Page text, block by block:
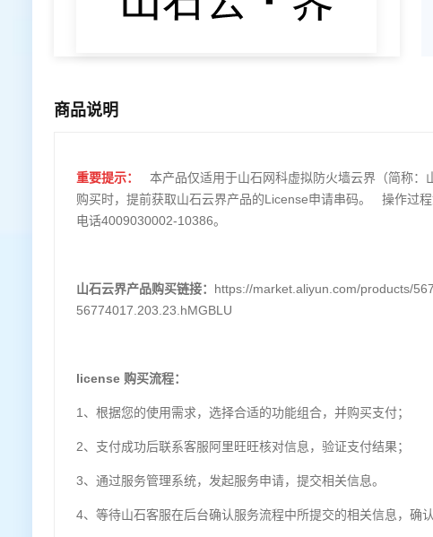
商品说明
重要提示：
本产品仅适用于山石网科虚拟防火墙云界（简称
购买时，提前获取山石云界产品的License申请串码。 操作过
电话4009030002-10386。
山石云界产品购买链接： https://market.aliyun.com/products/
56774017.203.23.hMGBLU
license 购买流程：
1、根据您的使用需求，选择合适的功能组合，并购买支付；
2、支付成功后联系客服阿里旺旺核对信息，验证支付结果；
3、通过服务管理系统，发起服务申请，提交相关信息。
4、等待山石客服在后台确认服务流程中所提交的相关信息，确